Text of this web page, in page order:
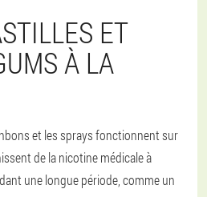
ET
À LA
et les sprays fonctionnent sur
de la nicotine médicale à
une longue période, comme un